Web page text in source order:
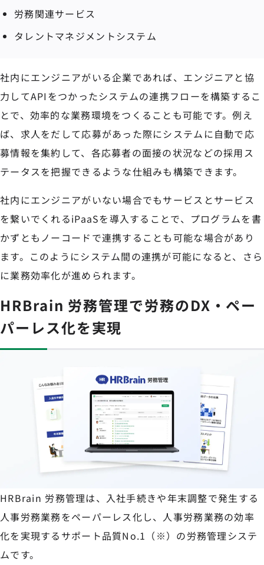
労務関連サービス
タレントマネジメントシステム
社内にエンジニアがいる企業であれば、エンジニアと協
力してAPIをつかったシステムの連携フローを構築するこ
とで、効率的な業務環境をつくることも可能です。例え
ば、求人をだして応募があった際にシステムに自動で応
募情報を集約して、各応募者の面接の状況などの採用ス
テータスを把握できるような仕組みも構築できます。
社内にエンジニアがいない場合でもサービスとサービス
を繋いでくれるiPaaSを導入することで、プログラムを書
かずともノーコードで連携することも可能な場合があり
ます。このようにシステム間の連携が可能になると、さら
に業務効率化が進められます。
HRBrain 労務管理で労務のDX・ペー
パーレス化を実現
HRBrain 労務管理は、入社手続きや年末調整で発生する
人事労務業務をペーパーレス化し、人事労務業務の効率
化を実現するサポート品質No.1（※）の労務管理システ
ムです。